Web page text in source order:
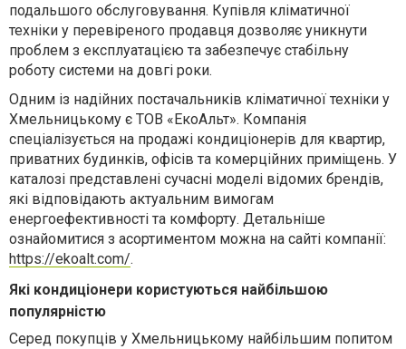
подальшого обслуговування. Купівля кліматичної
техніки у перевіреного продавця дозволяє уникнути
проблем з експлуатацією та забезпечує стабільну
роботу системи на довгі роки.
Одним із надійних постачальників кліматичної техніки у
Хмельницькому є ТОВ «ЕкоАльт». Компанія
спеціалізується на продажі кондиціонерів для квартир,
приватних будинків, офісів та комерційних приміщень. У
каталозі представлені сучасні моделі відомих брендів,
які відповідають актуальним вимогам
енергоефективності та комфорту. Детальніше
ознайомитися з асортиментом можна на сайті компанії:
https://ekoalt.com/.
Які кондиціонери користуються найбільшою
популярністю
Серед покупців у Хмельницькому найбільшим попитом